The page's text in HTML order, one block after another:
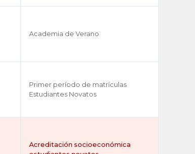
Academia de Verano
Primer período de matrículas
Estudiantes Novatos
Acreditación socioeconómica